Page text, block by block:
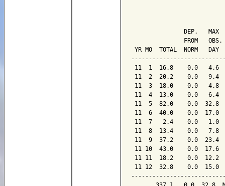
DEP.   MAX
FROM   OBS.
YR MO  TOTAL  NORM
11  1  16.8    0.0   4.6
11  2  20.2    0.0   9.4
11  3  18.0    0.0
11  4  13.0    0.0
11  5  82.0    0.0
11  6  40.0    0.0
11  7   2.4    0.0
11  8  13.4    0.0
11  9  37.2    0.0
11 10  43.0    0.0
11 11  18.2    0.0
11 12  32.8    0.0